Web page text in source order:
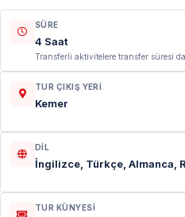
SÜRE
4 Saat
Transferli aktivitelere transfer süresi
TUR ÇIKIŞ YERI
Kemer
DIL
İngilizce, Türkçe, Almanca,
TUR KÜNYESI